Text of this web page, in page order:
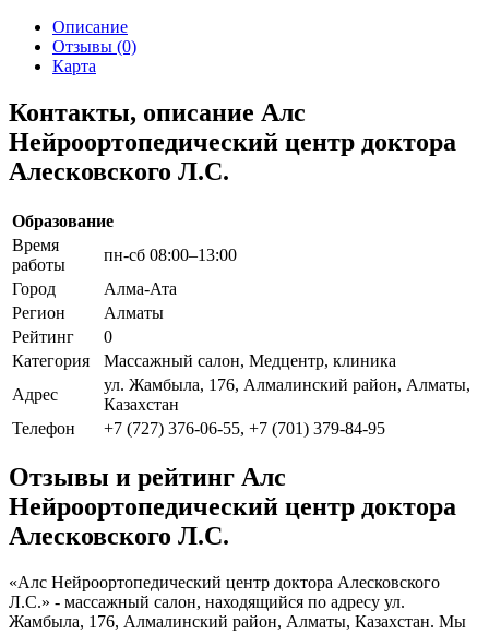
Описание
Отзывы (0)
Карта
Контакты, описание Алс
Нейроортопедический центр доктора
Алесковского Л.С.
Образование
Время
работы
пн-сб 08:00–13:00
Город
Алма-Ата
Регион
Алматы
Рейтинг
0
Категория
Массажный салон, Медцентр, клиника
Адрес
ул. Жамбыла, 176, Алмалинский район, Алматы,
Казахстан
Телефон
+7 (727) 376-06-55, +7 (701) 379-84-95
Отзывы и рейтинг Алс
Нейроортопедический центр доктора
Алесковского Л.С.
«Алс Нейроортопедический центр доктора Алесковского
Л.С.» - массажный салон, находящийся по адресу ул.
Жамбыла, 176, Алмалинский район, Алматы, Казахстан. Мы